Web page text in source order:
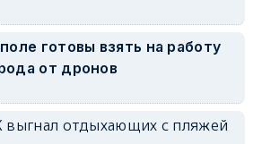
готовы взять на работу
от дронов
выгнал отдыхающих с пляжей